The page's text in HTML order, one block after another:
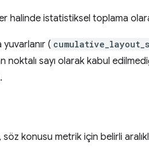
halinde istatistiksel toplama
(
sayı olarak kabul
konusu metrik için belirli